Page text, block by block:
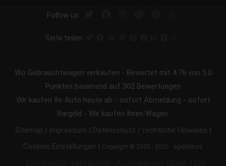
Follow us:
Seite teilen:
Wo Gebrauchtwagen verkaufen - Bewertet mit 4.76 von 5.0
Punkten basierend auf 302 Bewertungen
Wir kaufen Ihr Auto heute ab - sofort Abmeldung - sofort
Bargeld - Wir kaufen Ihren Wagen.
Sitemap | Impressum | Datenschutz / rechtliche Hinweise |
Cookies Einstellungen | Copyright © 2005 - 2026 - egeMotors